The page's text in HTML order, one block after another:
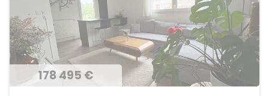
178 495 €